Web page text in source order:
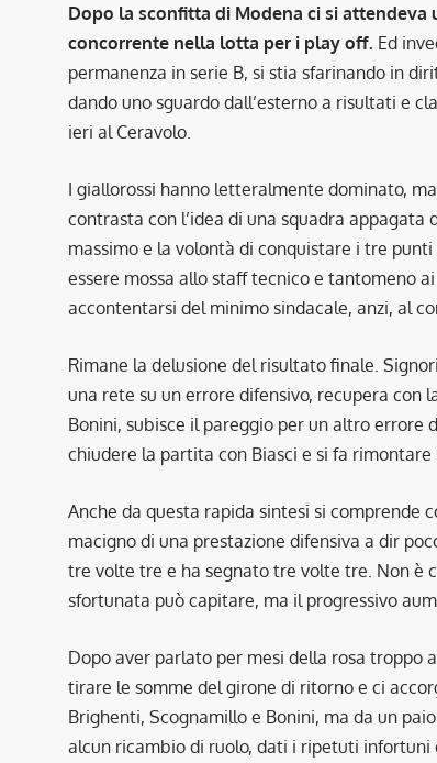
Dopo la sconfitta di Modena ci si
concorrente nella lotta per i play off. Ed
permanenza in serie B, si stia sfarinando in
dando uno sguardo dall’esterno a risultati e
ieri al Ceravolo.
I giallorossi hanno letteralmente dominato,
contrasta con l’idea di una squadra
massimo e la volontà di conquistare i tre
essere mossa allo staff tecnico e tantomeno
accontentarsi del minimo sindacale, anzi, al
Rimane la delusione del risultato finale.
una rete su un errore difensivo, recupera con
Bonini, subisce il pareggio per un altro errore
chiudere la partita con Biasci e si fa rimontare
Anche da questa rapida sintesi si comprende
macigno di una prestazione difensiva a dir
tre volte tre e ha segnato tre volte tre. Non è
sfortunata può capitare, ma il progressivo
Dopo aver parlato per mesi della rosa troppo
tirare le somme del girone di ritorno e ci
Brighenti, Scognamillo e Bonini, ma da un
alcun ricambio di ruolo, dati i ripetuti infortuni